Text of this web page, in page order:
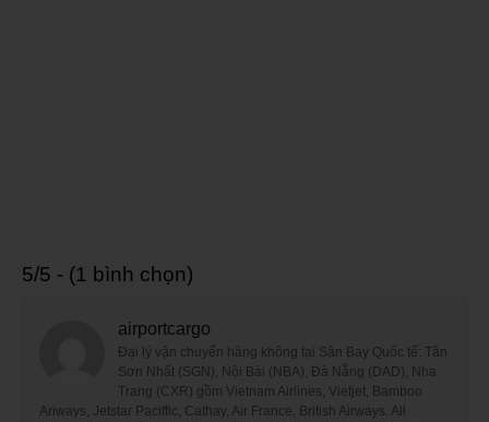
5/5 - (1 bình chọn)
airportcargo
Đại lý vận chuyển hàng không tại Sân Bay Quốc tế: Tân
Sơn Nhất (SGN), Nội Bài (NBA), Đà Nẵng (DAD), Nha
Trang (CXR) gồm Vietnam Airlines, Vietjet, Bamboo
Ariways, Jetstar Paciffic, Cathay, Air France, British Airways. All